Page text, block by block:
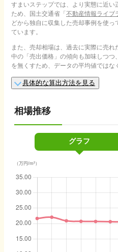
すまいステップでは、より実態に近
ため、国土交通省「不動産情報ライブ
どから独自に収集した売却事例を使
ています。
また、売却相場は、過去に実際に売
中の「売出価格」の傾向も加味しつ
を無くすため、データの平均値ではな
具体的な算出方法を見る
相場推移
グラフ
（万円/m²）